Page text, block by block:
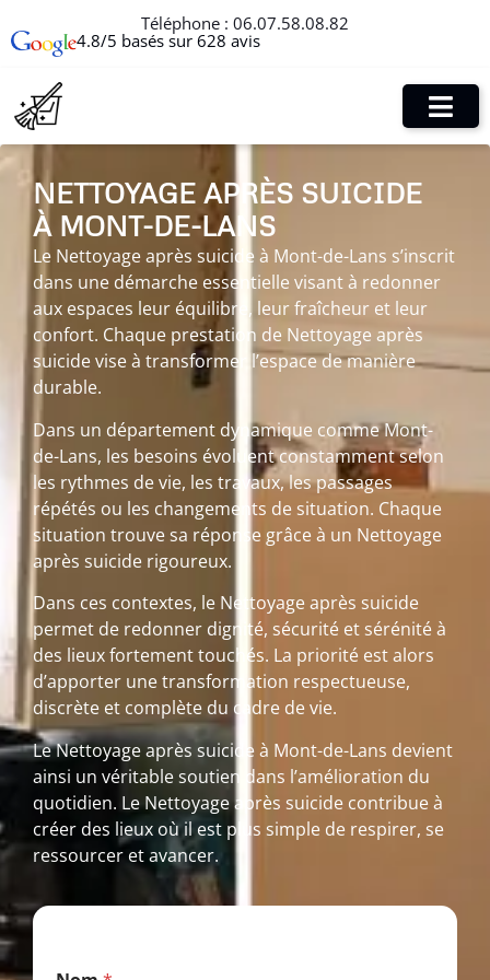
Téléphone : 06.07.58.08.82
4.8/5 basés sur 628 avis
NETTOYAGE APRÈS SUICIDE
À MONT-DE-LANS
Le Nettoyage après suicide à Mont-de-Lans s’inscrit
dans une démarche essentielle visant à redonner
aux espaces leur équilibre, leur fraîcheur et leur
confort. Chaque prestation de Nettoyage après
suicide vise à transformer l’espace de manière
durable.
Dans un département dynamique comme Mont-
de-Lans, les besoins évoluent constamment selon
les rythmes de vie, les travaux, les passages
répétés ou les changements de situation. Chaque
situation trouve sa réponse grâce à un Nettoyage
après suicide rigoureux.
Dans ces contextes, le Nettoyage après suicide
permet de redonner dignité, sécurité et sérénité à
des lieux fortement touchés. La priorité est alors
d’apporter une transformation respectueuse,
discrète et complète du cadre de vie.
Le Nettoyage après suicide à Mont-de-Lans devient
ainsi un véritable soutien dans l’amélioration du
quotidien. Le Nettoyage après suicide contribue à
créer des lieux où il est plus simple de respirer, se
ressourcer et avancer.